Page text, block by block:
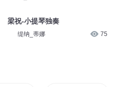
梁祝-小提琴独奏
缇纳_蒂娜 75